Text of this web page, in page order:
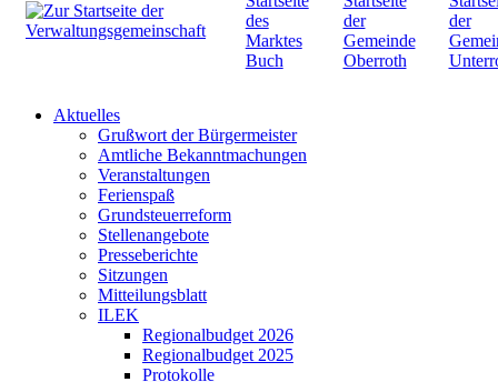
Aktuelles
Grußwort der Bürgermeister
Amtliche Bekanntmachungen
Veranstaltungen
Ferienspaß
Grundsteuerreform
Stellenangebote
Presseberichte
Sitzungen
Mitteilungsblatt
ILEK
Regionalbudget 2026
Regionalbudget 2025
Protokolle